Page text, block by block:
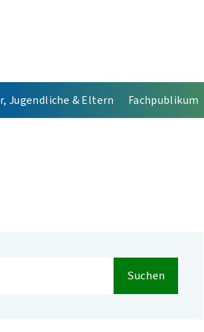
Jugendliche & Eltern Fachpublikum
Suchen